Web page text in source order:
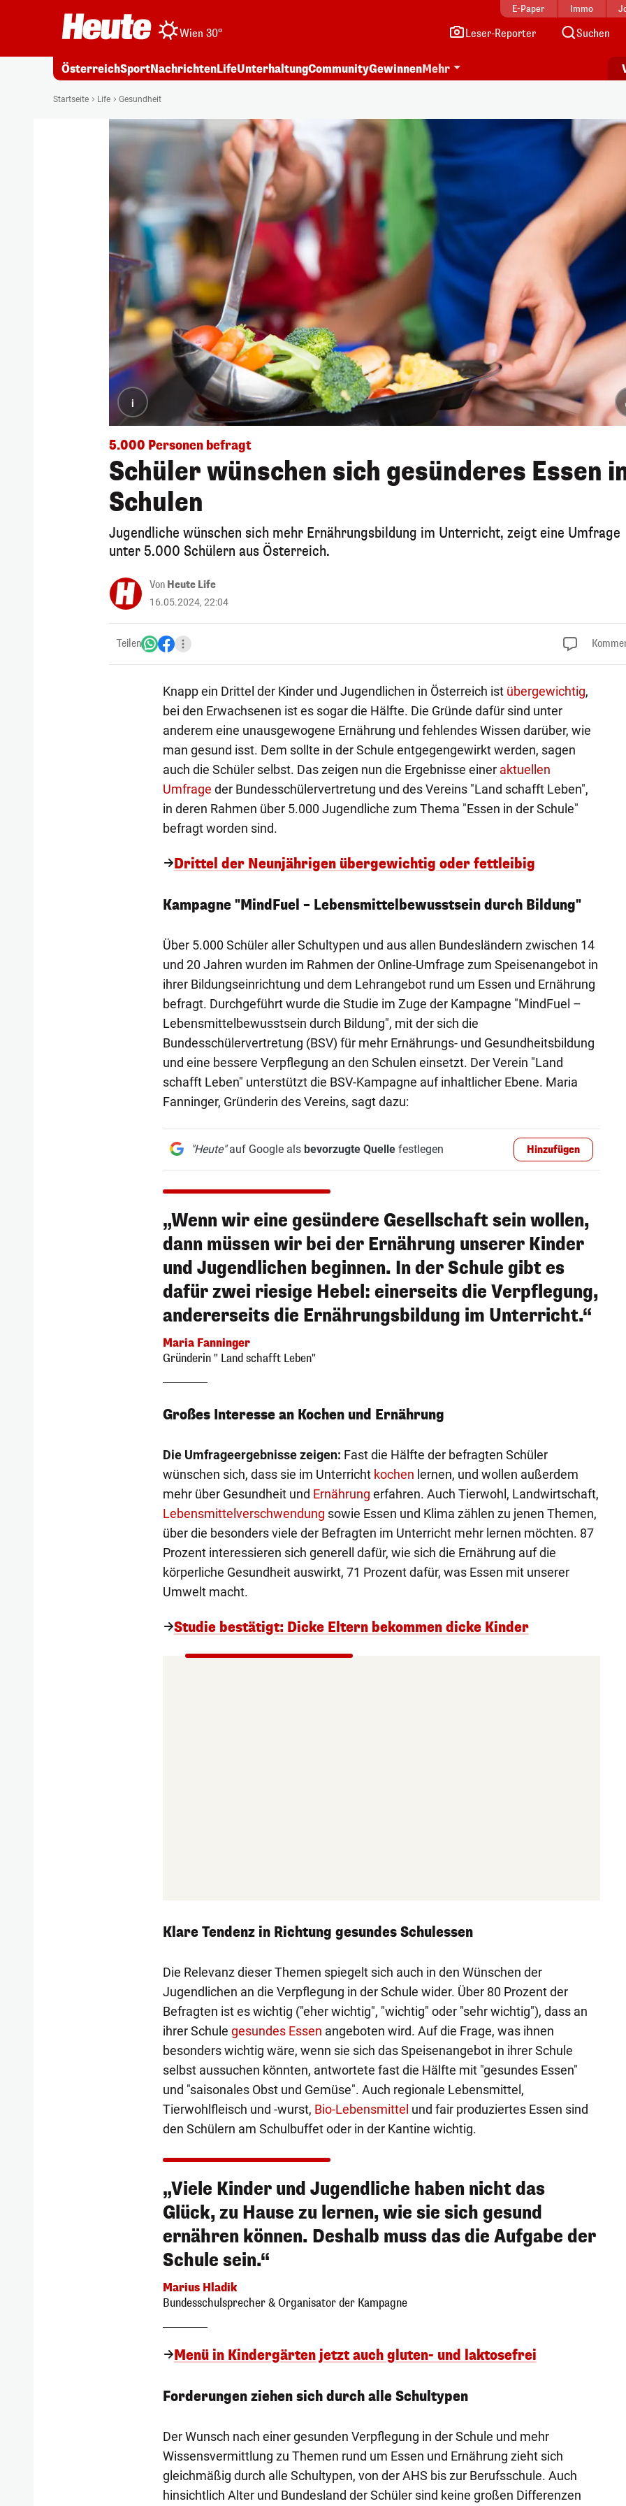
E-Paper Immo
Wien 30° Leser-Reporter Suchen
ÖsterreichSportNachrichtenLifeUnterhaltungCommunityGewinnenMehr
Startseite Life Gesundheit
i
5.000 Personen befragt
Schüler wünschen sich gesünderes Essen
Schulen
Jugendliche wünschen sich mehr Ernährungsbildung im Unterricht, zeigt eine Umfrage
unter 5.000 Schülern aus Österreich.
Von Heute Life
16.05.2024, 22:04
Teilen
Knapp ein Drittel der Kinder und Jugendlichen in Österreich ist übergewichtig,
bei den Erwachsenen ist es sogar die Hälfte. Die Gründe dafür sind unter
anderem eine unausgewogene Ernährung und fehlendes Wissen darüber, wie
man gesund isst. Dem sollte in der Schule entgegengewirkt werden, sagen
auch die Schüler selbst. Das zeigen nun die Ergebnisse einer aktuellen
Umfrage der Bundesschülervertretung und des Vereins "Land schafft Leben",
in deren Rahmen über 5.000 Jugendliche zum Thema "Essen in der Schule"
befragt worden sind.
Drittel der Neunjährigen übergewichtig oder fettleibig
Kampagne "MindFuel – Lebensmittelbewusstsein durch Bildung"
Über 5.000 Schüler aller Schultypen und aus allen Bundesländern zwischen 14
und 20 Jahren wurden im Rahmen der Online-Umfrage zum Speisenangebot in
ihrer Bildungseinrichtung und dem Lehrangebot rund um Essen und Ernährung
befragt. Durchgeführt wurde die Studie im Zuge der Kampagne "MindFuel –
Lebensmittelbewusstsein durch Bildung", mit der sich die
Bundesschülervertretung (BSV) für mehr Ernährungs- und Gesundheitsbildung
und eine bessere Verpflegung an den Schulen einsetzt. Der Verein "Land
schafft Leben" unterstützt die BSV-Kampagne auf inhaltlicher Ebene. Maria
Fanninger, Gründerin des Vereins, sagt dazu:
"Heute"auf Google als bevorzugte Quellefestlegen Hinzufügen
„Wenn wir eine gesündere Gesellschaft sein wollen,
dann müssen wir bei der Ernährung unserer Kinder
und Jugendlichen beginnen. In der Schule gibt es
dafür zwei riesige Hebel: einerseits die Verpflegung,
andererseits die Ernährungsbildung im Unterricht.“
Maria Fanninger
Gründerin " Land schafft Leben"
Großes Interesse an Kochen und Ernährung
Die Umfrageergebnisse zeigen: Fast die Hälfte der befragten Schüler
wünschen sich, dass sie im Unterricht kochen lernen, und wollen außerdem
mehr über Gesundheit und Ernährung erfahren. Auch Tierwohl, Landwirtschaft,
Lebensmittelverschwendung sowie Essen und Klima zählen zu jenen Themen,
über die besonders viele der Befragten im Unterricht mehr lernen möchten. 87
Prozent interessieren sich generell dafür, wie sich die Ernährung auf die
körperliche Gesundheit auswirkt, 71 Prozent dafür, was Essen mit unserer
Umwelt macht.
Studie bestätigt: Dicke Eltern bekommen dicke Kinder
Klare Tendenz in Richtung gesundes Schulessen
Die Relevanz dieser Themen spiegelt sich auch in den Wünschen der
Jugendlichen an die Verpflegung in der Schule wider. Über 80 Prozent der
Befragten ist es wichtig ("eher wichtig", "wichtig" oder "sehr wichtig"), dass an
ihrer Schule gesundes Essen angeboten wird. Auf die Frage, was ihnen
besonders wichtig wäre, wenn sie sich das Speisenangebot in ihrer Schule
selbst aussuchen könnten, antwortete fast die Hälfte mit "gesundes Essen"
und "saisonales Obst und Gemüse". Auch regionale Lebensmittel,
Tierwohlfleisch und -wurst, Bio-Lebensmittel und fair produziertes Essen sind
den Schülern am Schulbuffet oder in der Kantine wichtig.
„Viele Kinder und Jugendliche haben nicht das
Glück, zu Hause zu lernen, wie sie sich gesund
ernähren können. Deshalb muss das die Aufgabe der
Schule sein.“
Marius Hladik
Bundesschulsprecher & Organisator der Kampagne
Menü in Kindergärten jetzt auch gluten- und laktosefrei
Forderungen ziehen sich durch alle Schultypen
Der Wunsch nach einer gesunden Verpflegung in der Schule und mehr
Wissensvermittlung zu Themen rund um Essen und Ernährung zieht sich
gleichmäßig durch alle Schultypen, von der AHS bis zur Berufsschule. Auch
hinsichtlich Alter und Bundesland der Schüler sind keine großen Differenzen